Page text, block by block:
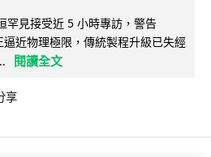
罕見接受近 5 小時專訪，警告
近物理極限，傳統製程升級已失經
閱讀全文
享